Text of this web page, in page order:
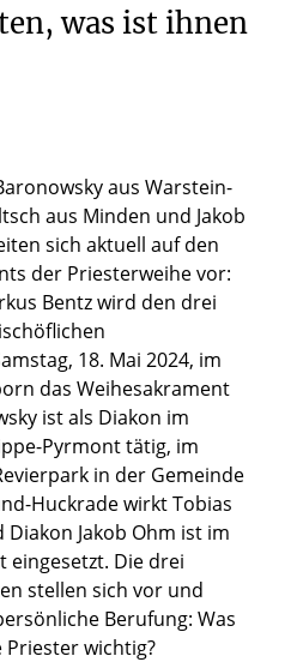
was ist ihnen
aus Warstein-
aus Minden und Jakob
sich aktuell auf den
der Priesterweihe vor:
Bentz wird den drei
18. Mai 2024, im
das Weihesakrament
ist als Diakon im
Pyrmont tätig, im
in der Gemeinde
Huckrade wirkt Tobias
Jakob Ohm ist im
eingesetzt. Die drei
stellen sich vor und
Berufung: Was
wichtig?